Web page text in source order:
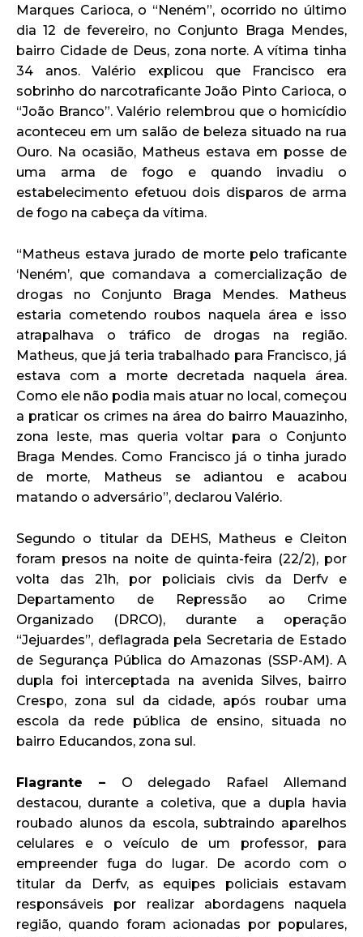
Marques Carioca, o “Neném”, ocorrido no último
dia 12 de fevereiro, no Conjunto Braga Mendes,
bairro Cidade de Deus, zona norte. A vítima tinha
34 anos. Valério explicou que Francisco era
sobrinho do narcotraficante João Pinto Carioca, o
“João Branco”. Valério relembrou que o homicídio
aconteceu em um salão de beleza situado na rua
Ouro. Na ocasião, Matheus estava em posse de
uma arma de fogo e quando invadiu o
estabelecimento efetuou dois disparos de arma
de fogo na cabeça da vítima.
“Matheus estava jurado de morte pelo traficante
‘Neném’, que comandava a comercialização de
drogas no Conjunto Braga Mendes. Matheus
estaria cometendo roubos naquela área e isso
atrapalhava o tráfico de drogas na região.
Matheus, que já teria trabalhado para Francisco, já
estava com a morte decretada naquela área.
Como ele não podia mais atuar no local, começou
a praticar os crimes na área do bairro Mauazinho,
zona leste, mas queria voltar para o Conjunto
Braga Mendes. Como Francisco já o tinha jurado
de morte, Matheus se adiantou e acabou
matando o adversário”, declarou Valério.
Segundo o titular da DEHS, Matheus e Cleiton
foram presos na noite de quinta-feira (22/2), por
volta das 21h, por policiais civis da Derfv e
Departamento de Repressão ao Crime
Organizado (DRCO), durante a operação
“Jejuardes”, deflagrada pela Secretaria de Estado
de Segurança Pública do Amazonas (SSP-AM). A
dupla foi interceptada na avenida Silves, bairro
Crespo, zona sul da cidade, após roubar uma
escola da rede pública de ensino, situada no
bairro Educandos, zona sul.
Flagrante – O delegado Rafael Allemand
destacou, durante a coletiva, que a dupla havia
roubado alunos da escola, subtraindo aparelhos
celulares e o veículo de um professor, para
empreender fuga do lugar. De acordo com o
titular da Derfv, as equipes policiais estavam
responsáveis por realizar abordagens naquela
região, quando foram acionadas por populares,